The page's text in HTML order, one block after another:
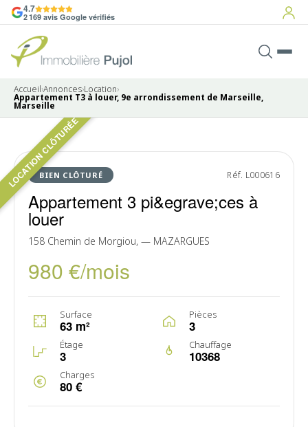
4.7
2 169 avis Google vérifiés
Accueil›Annonces›Location›
Appartement T3 à louer, 9e arrondissement de Marseille,
Marseille
LOCATION CLÔTURÉE
BIEN CLÔTURÉ Réf. L000616
Appartement 3 pi&egrave;ces à
louer
158 Chemin de Morgiou, — MAZARGUES
980 €/mois
Surface
63 m²
Pièces
3
Étage
3
Chauffage
10368
Charges
80 €
Pas de photo disponible
LOUÉ